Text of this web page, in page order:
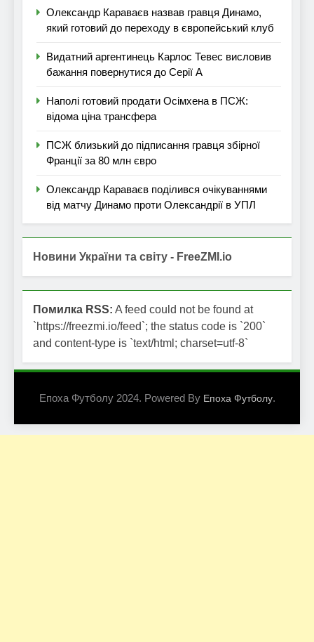
Олександр Караваєв назвав гравця Динамо,
який готовий до переходу в європейський клуб
Видатний аргентинець Карлос Тевес висловив
бажання повернутися до Серії А
Наполі готовий продати Осімхена в ПСЖ:
відома ціна трансфера
ПСЖ близький до підписання гравця збірної
Франції за 80 млн євро
Олександр Караваєв поділився очікуваннями
від матчу Динамо проти Олександрії в УПЛ
Новини України та світу - FreeZMI.io
Помилка RSS: A feed could not be found at
`https://freezmi.io/feed`; the status code is `200`
and content-type is `text/html; charset=utf-8`
Епоха Футболу 2024. Powered By Епоха Футболу.